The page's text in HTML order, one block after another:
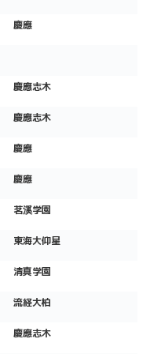
慶應
慶應志木
慶應志木
慶應
慶應
茗溪学園
東海大仰星
清真学園
流経大柏
慶應志木